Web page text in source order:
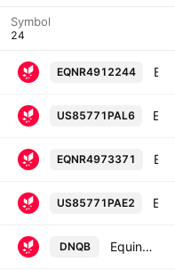
Symbol
EQNR4912244
US85771PAL6
EQNR4973371
US85771PAE2
DNQB Equinor ASA 4.8% 08-NOV-2043